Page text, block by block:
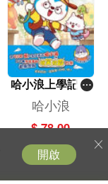
哈小浪上學記(1
3)——逃出神奇
博物館
哈小浪
$ 78.00
開啟